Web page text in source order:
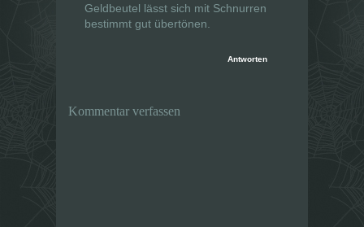
Geldbeutel lässt sich mit Schnurren
bestimmt gut übertönen.
Antworten
Kommentar verfassen